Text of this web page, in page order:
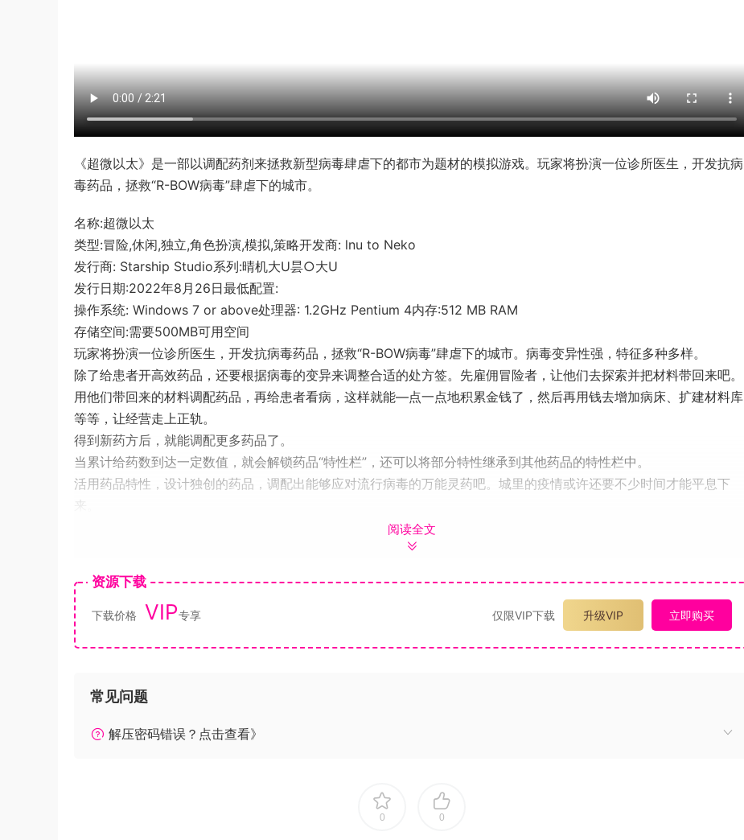
《超微以太》是一部以调配药剂来拯救新型病毒肆虐下的都市为题材的模拟游戏。玩家将扮演一位诊所医生，开发抗病
毒药品，拯救“R-BOW病毒”肆虐下的城市。
名称:超微以太
类型:冒险,休闲,独立,角色扮演,模拟,策略开发商: lnu to Neko
发行商: Starship Studio系列:晴机大U昙○大U
发行日期:2022年8月26日最低配置:
操作系统: Windows 7 or above处理器: 1.2GHz Pentium 4内存:512 MB RAM
存储空间:需要500MB可用空间
玩家将扮演一位诊所医生，开发抗病毒药品，拯救“R-BOW病毒”肆虐下的城市。病毒变异性强，特征多种多样。
除了给患者开高效药品，还要根据病毒的变异来调整合适的处方签。先雇佣冒险者，让他们去探索并把材料带回来吧。
用他们带回来的材料调配药品，再给患者看病，这样就能—点一点地积累金钱了，然后再用钱去增加病床、扩建材料库
等等，让经营走上正轨。
得到新药方后，就能调配更多药品了。
当累计给药数到达一定数值，就会解锁药品“特性栏”，还可以将部分特性继承到其他药品的特性栏中。
活用药品特性，设计独创的药品，调配出能够应对流行病毒的万能灵药吧。城里的疫情或许还要不少时间才能平息下
来。
高效地运营诊所和开发新药，早日让世界重归平静吧!故事
这个曾经也在世界上蔓延过的灾厄，如今开始在海洋都市伊什沃尔德蔓延开来。城中的尤米露西亚医生的诊所，前来问
诊的患者依旧络绎不绝。
“医生，我身体发热，感觉浑身没力气……”“医生，我感觉浑身疼，疼得我晚上根本睡不着….…病毒变异后，其特征也会
进化，症状更是多种多样。
这本古书中，是否藏有能平息R-BOW病毒的方法呢…..
古书中写着的是“超微以太”。
阅读全文
资源下载
下载价格 VIP专享 仅限VIP下载 升级VIP 立即购买
常见问题
解压密码错误？点击查看》
0 0